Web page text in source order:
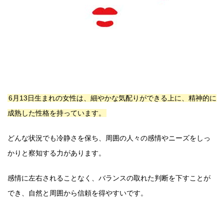
6月13日生まれの女性は、細やかな気配りができる上に、精神的に
成熟した性格を持っています。
どんな状況でも冷静さを保ち、周囲の人々の感情やニーズをしっ
かりと察知する力があります。
感情に左右されることなく、バランスの取れた判断を下すことが
でき、自然と周囲から信頼を得やすいです。